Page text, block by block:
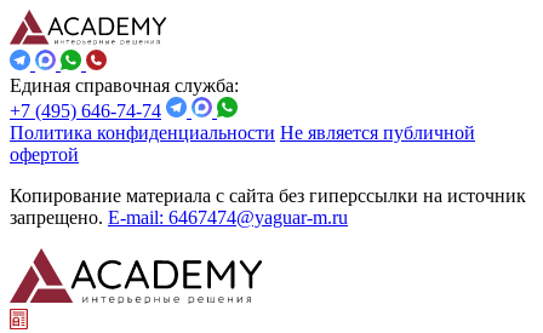
Единая справочная служба:
+7 (495) 646-74-74
Политика конфиденциальности Не является публичной
офертой
Копирование материала с сайта без гиперссылки на источник
запрещено. E-mail: 6467474@yaguar-m.ru